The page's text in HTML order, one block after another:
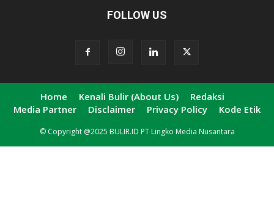
FOLLOW US
Home Kenali Bulir (About Us)
Redaksi
Media Partner
Disclaimer Privacy Policy Kode Etik
© Copyright @2025 BULIR.ID PT Lingko Media Nusantara